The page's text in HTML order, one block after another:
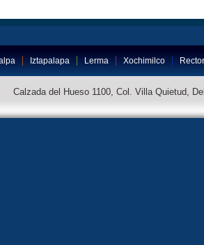
Iztapalapa Lerma Xochimilco
Calzada del Hueso 1100, Col. Villa Quietud,